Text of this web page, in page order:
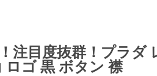
注目度抜群！プラダ
ロゴ 黒 ボタン 襟